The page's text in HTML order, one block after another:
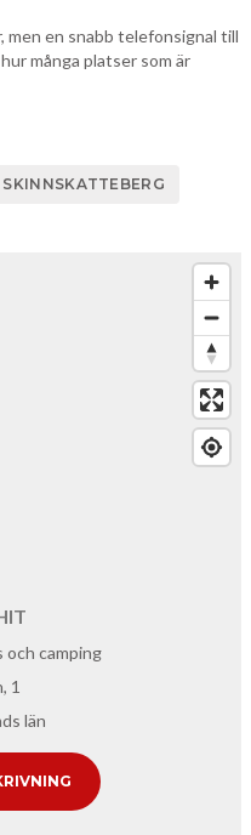
men en snabb telefonsignal till
många platser som är
SKINNSKATTEBERG
och camping
1
län